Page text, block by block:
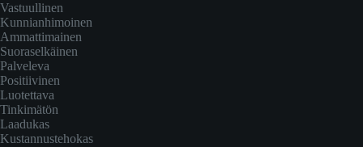
Vastuullinen
Kunnianhimoinen
Ammattimainen
Suoraselkäinen
Palveleva
Positiivinen
Luotettava
Tinkimätön
Laadukas
Kustannustehokas